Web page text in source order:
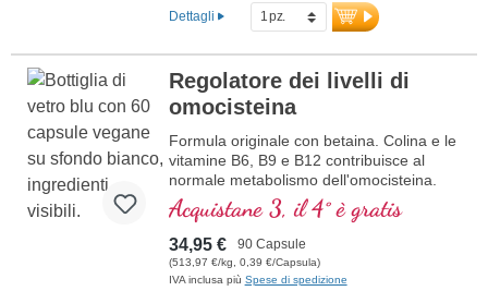
B(Vitamina B12)
Dettagli
Regolatore dei livelli di
omocisteina
Formula originale con betaina. Colina e le
vitamine B6, B9 e B12 contribuisce al
normale metabolismo dell'omocisteina.
Betaina deve essere incluso con minimo
1,5 g di avere un effetto sui livelli di
omocisteina. Vitamine del gruppo B in
forma bioattiva
Acquistane 3, il 4° è gratis
34,95 € 90 Capsule
(513,97 €/kg, 0,39 €/Capsula)
IVA inclusa più Spese di spedizione